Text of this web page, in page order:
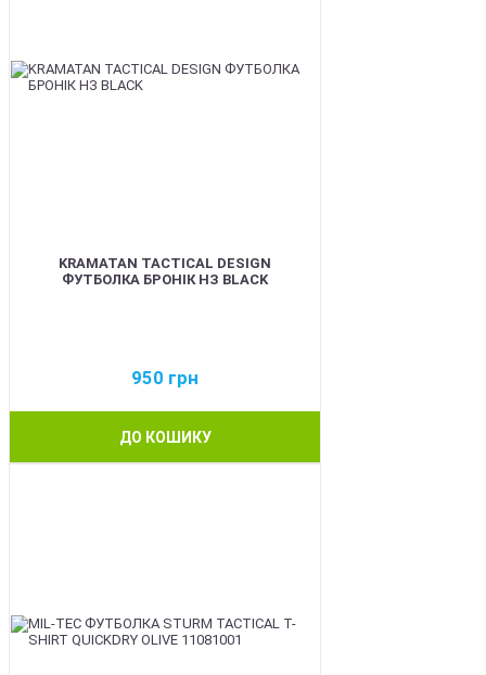
KRAMATAN TACTICAL DESIGN
ФУТБОЛКА БРОНІК НЗ BLACK
950 грн
ДО КОШИКУ